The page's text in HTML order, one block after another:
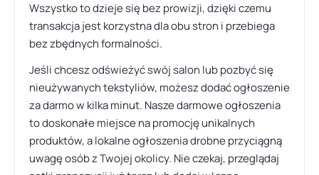
Wszystko to dzieje się bez prowizji, dzięki czemu
transakcja jest korzystna dla obu stron i przebiega
bez zbędnych formalności.
Jeśli chcesz odświeżyć swój salon lub pozbyć się
nieużywanych tekstyliów, możesz dodać ogłoszenie
za darmo w kilka minut. Nasze darmowe ogłoszenia
to doskonałe miejsce na promocję unikalnych
produktów, a lokalne ogłoszenia drobne przyciągną
uwagę osób z Twojej okolicy. Nie czekaj, przeglądaj